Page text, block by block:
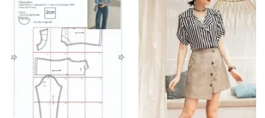
Add to
wishlist
Add to
wishlist